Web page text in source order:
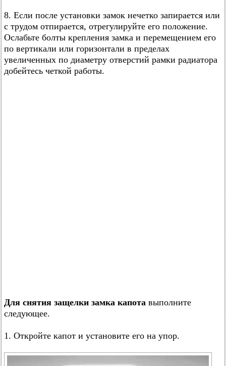
8. Если после установки замок нечетко запирается или
с трудом отпирается, отрегулируйте его положение.
Ослабьте болты крепления замка и перемещением его
по вертикали или горизонтали в пределах
увеличенных по диаметру отверстий рамки радиатора
добейтесь четкой работы.
Для снятия защелки замка капота выполните
следующее.
1. Откройте капот и установите его на упор.